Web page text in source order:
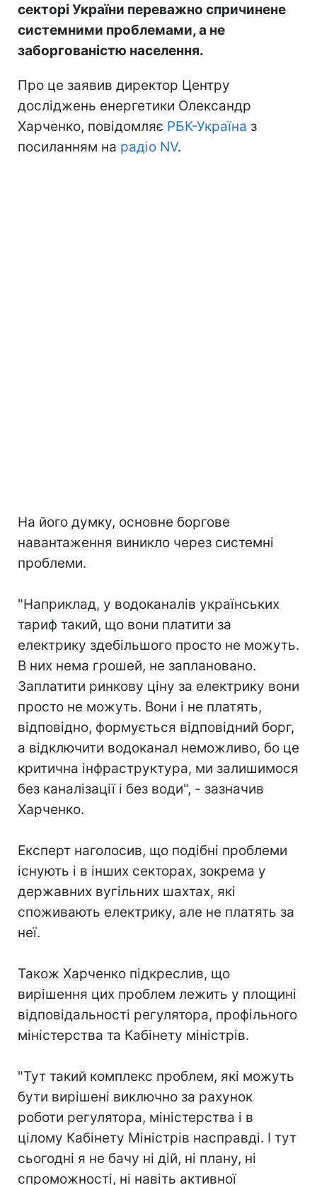
секторі України переважно спричинене
системними проблемами, а не
заборгованістю населення.
Про це заявив директор Центру
досліджень енергетики Олександр
Харченко, повідомляє РБК-Україна з
посиланням на радіо NV.
На його думку, основне боргове
навантаження виникло через системні
проблеми.
"Наприклад, у водоканалів українських
тариф такий, що вони платити за
електрику здебільшого просто не можуть.
В них нема грошей, не заплановано.
Заплатити ринкову ціну за електрику вони
просто не можуть. Вони і не платять,
відповідно, формується відповідний борг,
а відключити водоканал неможливо, бо це
критична інфраструктура, ми залишимося
без каналізації і без води", - зазначив
Харченко.
Експерт наголосив, що подібні проблеми
існують і в інших секторах, зокрема у
державних вугільних шахтах, які
споживають електрику, але не платять за
неї.
Також Харченко підкреслив, що
вирішення цих проблем лежить у площині
відповідальності регулятора, профільного
міністерства та Кабінету міністрів.
"Тут такий комплекс проблем, які можуть
бути вирішені виключно за рахунок
роботи регулятора, міністерства і в
цілому Кабінету Міністрів насправді. І тут
сьогодні я не бачу ні дій, ні плану, ні
спроможності, ні навіть активної